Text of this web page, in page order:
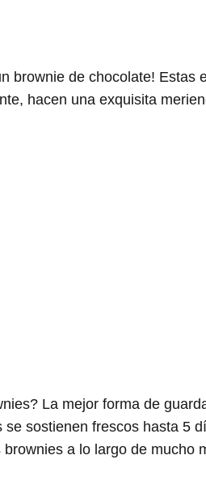
brownie de chocolate! Estas
hacen una exquisita
La mejor forma de
sostienen frescos hasta 5
a lo largo de mucho